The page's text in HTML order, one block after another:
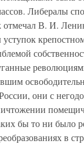
Либералы
отмечал В. И.
они с
бы то ни было
в